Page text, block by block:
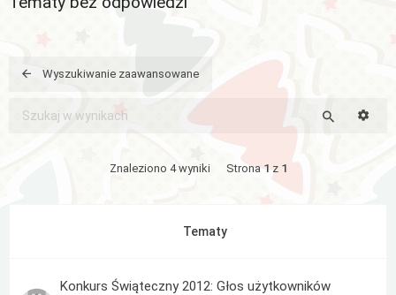
zaawansowane
Wyszukiwanie zaawansowane
Znaleziono 4 wyniki Strona1z 1
Tematy
Konkurs Świąteczny 2012: Głos użytkowników